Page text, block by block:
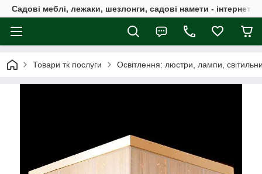
Садові меблі, лежаки, шезлонги, садові намети - інтернет-
Товари тк послуги Освітлення: люстри, лампи,